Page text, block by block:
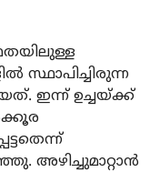
സ്ഥാപിച്ചിരുന്ന
ഇന്ന് ഉച്ചയ്ക്ക്
അഴിച്ചുമാറ്റാന്‍